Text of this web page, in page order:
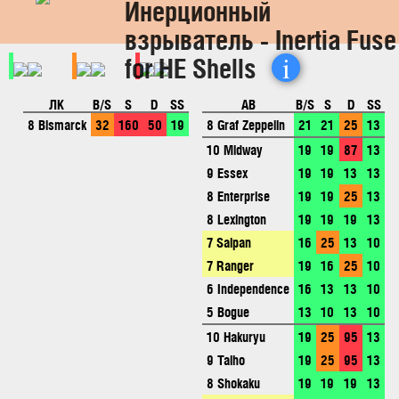
Инерционный
взрыватель - Inertia Fuse
for HE Shells i
ЛК B/S S D
SS
8 Bismarck 32 160 50 19
АВ B/S S D
SS
8 Graf Zeppelin
21 21 25 13
10 Midway
19 19 87 13
9 Essex
19 19 13 13
8 Enterprise
19 19 25 13
8 Lexington
19 19 19 13
7 Saipan
16 25 13 10
7 Ranger
19 16 25 10
6 Independence 16 13 13 10
5 Bogue
13 10 13 10
10 Hakuryu
19 25 95 13
9 Taiho
19 25 95 13
8 Shokaku
19 19 19 13